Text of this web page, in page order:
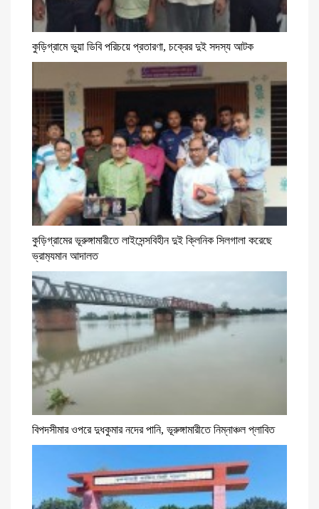
কুড়িগ্রামে ভুয়া ডিবি পরিচয়ে প্রতারণা, চক্রের দুই সদস্য আটক
কুড়িগ্রামের ভূরুঙ্গামারীতে লাইসেন্সবিহীন দুই ক্লিনিক সিলগালা করেছে
ভ্রাম‍্যমান আদালত
বিপদসীমার ওপরে দুধকুমার নদের পানি, ভূরুঙ্গামারীতে নিম্নাঞ্চল প্লাবিত